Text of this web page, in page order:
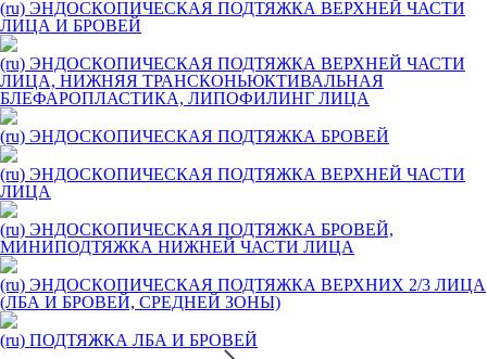
(ru) ЭНДОСКОПИЧЕСКАЯ ПОДТЯЖКА ВЕРХНЕЙ ЧАСТИ
ЛИЦА И БРОВЕЙ
(ru) ЭНДОСКОПИЧЕСКАЯ ПОДТЯЖКА ВЕРХНЕЙ ЧАСТИ
ЛИЦА, НИЖНЯЯ ТРАНСКОНЬЮКТИВАЛЬНАЯ
БЛЕФАРОПЛАСТИКА, ЛИПОФИЛИНГ ЛИЦА
(ru) ЭНДОСКОПИЧЕСКАЯ ПОДТЯЖКА БРОВЕЙ
(ru) ЭНДОСКОПИЧЕСКАЯ ПОДТЯЖКА ВЕРХНЕЙ ЧАСТИ
ЛИЦА
(ru) ЭНДОСКОПИЧЕСКАЯ ПОДТЯЖКА БРОВЕЙ,
МИНИПОДТЯЖКА НИЖНЕЙ ЧАСТИ ЛИЦА
(ru) ЭНДОСКОПИЧЕСКАЯ ПОДТЯЖКА ВЕРХНИХ 2/3 ЛИЦА
(ЛБА И БРОВЕЙ, СРЕДНЕЙ ЗОНЫ)
(ru) ПОДТЯЖКА ЛБА И БРОВЕЙ